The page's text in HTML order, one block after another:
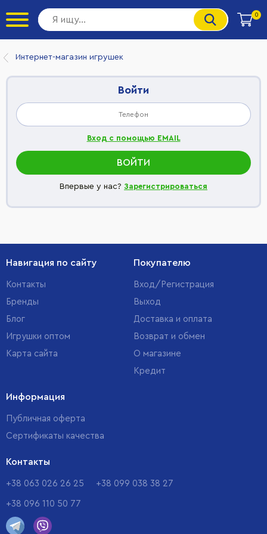
0
Интернет-магазин игрушек
Войти
Вход с помощью EMAIL
Впервые у нас? Зарегистрироваться
Навигация по сайту
Контакты
Бренды
Блог
Игрушки оптом
Карта сайта
Покупателю
Вход/Регистрация
Выход
Доставка и оплата
Возврат и обмен
О магазине
Кредит
Информация
Публичная оферта
Сертификаты качества
Контакты
+38 063 026 26 25 +38 099 038 38 27
+38 096 110 50 77